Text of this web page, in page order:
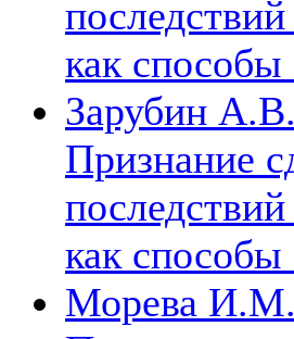
как
Зарубин
Признание
как
Морева